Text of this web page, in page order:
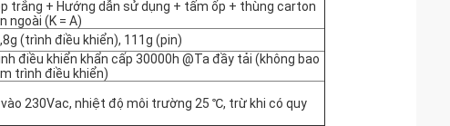
trắng + Hướng dẫn sử dụng + tấm ốp + thùng carton
ngoài (K = A)
(trình điều khiển), 111g (pin)
điều khiển khẩn cấp 30000h @Ta đầy tải (không bao
trình điều khiển)
230Vac, nhiệt độ môi trường 25 ℃, trừ khi có quy